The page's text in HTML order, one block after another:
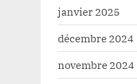
janvier 2025
décembre 2024
novembre 2024